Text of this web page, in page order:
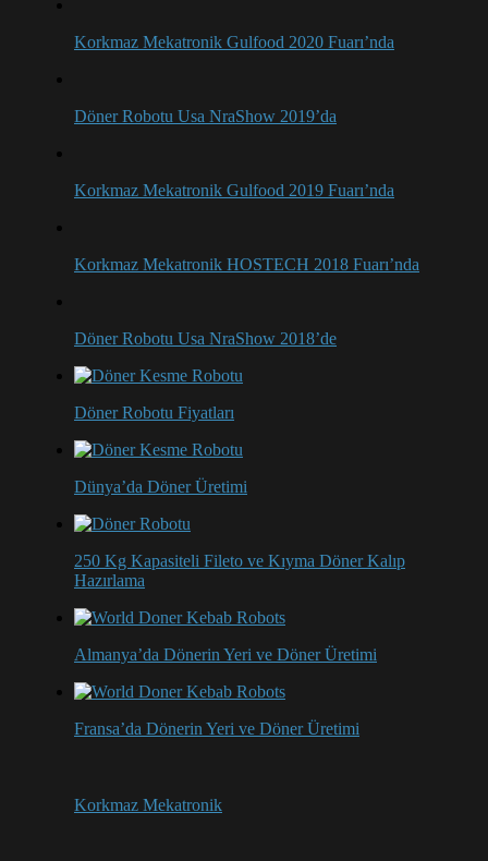
Korkmaz Mekatronik Gulfood 2020 Fuarı’nda
Döner Robotu Usa NraShow 2019’da
Korkmaz Mekatronik Gulfood 2019 Fuarı’nda
Korkmaz Mekatronik HOSTECH 2018 Fuarı’nda
Döner Robotu Usa NraShow 2018’de
Döner Robotu Fiyatları
Dünya’da Döner Üretimi
250 Kg Kapasiteli Fileto ve Kıyma Döner Kalıp
Hazırlama
Almanya’da Dönerin Yeri ve Döner Üretimi
Fransa’da Dönerin Yeri ve Döner Üretimi
Korkmaz Mekatronik